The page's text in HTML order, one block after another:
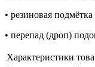
• резиновая
• перепад (дроп)
Характеристики